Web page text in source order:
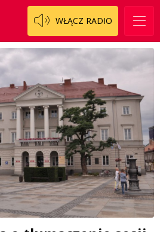
WŁĄCZ RADIO